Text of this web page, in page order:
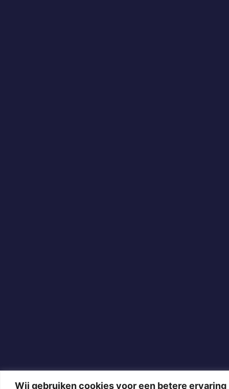
Wij gebruiken cookies voor een betere ervaring